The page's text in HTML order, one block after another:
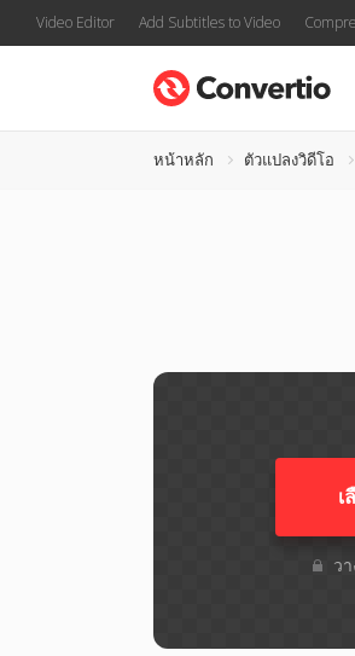
Video Editor Add Subtitles to Video
หน้าหลัก ตัวแปลงวิดีโอ
เ
ว